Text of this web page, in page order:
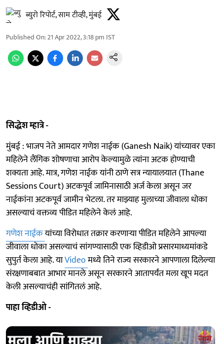
ब्युरो रिपोर्ट, साम टीव्ही, मुंबई
Published On:21 Apr 2022, 3:18 pm IST
सिद्धेश म्हात्रे -
मुंबई : भाजप नेते आमदार गणेश नाईक (Ganesh Naik) यांच्यावर एका
महिलेने लैंगिक शोषणाचा आरोप केल्यामुळे त्यांना अटक होण्याची
शक्यता आहे. मात्र, गणेश नाईक यांनी ठाणे सत्र न्यायालयात (Thane
Sessions Court) अटकपूर्व जामिनासाठी अर्ज केला असून जर
नाईकांना अटकपूर्व जामीन भेटला. तर माझ्याह मुलाच्या जीवाला धोका
असल्याचं वक्तव्य पीडित महिलेने केलं आहे.
गणेश नाईकयांच्या विरोधात तक्रार करणाऱ्या पीडित महिलेने आपल्या
जीवाला धोका असल्याचं सांगण्यासाठी एक व्हिडीओ प्रसारमाध्यमांकडे
सुपुर्त केला आहे. याVideoमध्ये तिने राज्य सरकारने आपणाला दिलेल्या
संरक्षणाबबात आभार मानले असून सरकारने आतापर्यंत मला खूप मदत
केली असल्याचंही सांगितलं आहे.
पाहा व्हिडीओ -